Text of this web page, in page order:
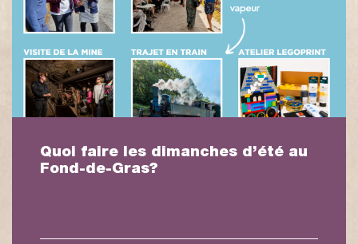
Quoi faire les samedis d’été au
Fond-de-Gras?